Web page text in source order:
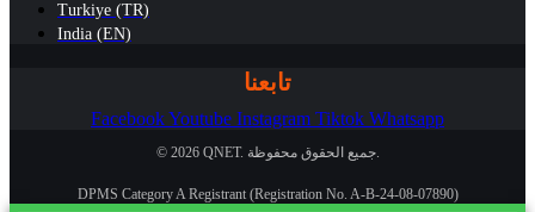
Turkiye (TR)
India (EN)
تابعنا
FacebookYoutube Instagram Tiktok Whatsapp
© 2026 QNET. جميع الحقوق محفوظة.
DPMS Category A Registrant (Registration No. A-B-24-08-07890)